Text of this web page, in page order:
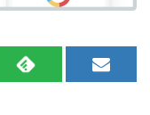
RSS
メ